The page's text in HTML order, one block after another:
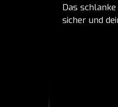
Das
sicher und